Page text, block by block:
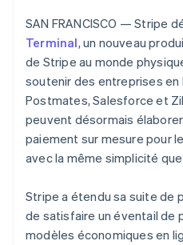
Prévention de la fraude
Atlas
Constitution de start-up
Climate
Élimination du carbone
Identity
Vérification de l'identité
Écosystème
Partenaires
Stripe App
SAN FRANCISCO — Stripe
Terminal, un nouveau
de Stripe au monde
soutenir des entreprises en
Postmates, Salesforce et
peuvent désormais
paiement sur mesure pour
avec la même simplicité
Stripe a étendu sa suite de
de satisfaire un éventail de
modèles économiques en